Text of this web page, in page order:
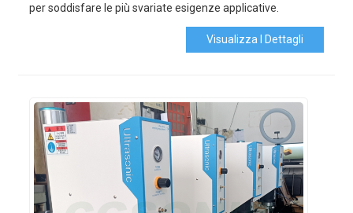
per soddisfare le più svariate esigenze applicative.
Visualizza I Dettagli